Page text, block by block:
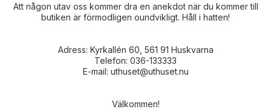
Att någon utav oss kommer dra en anekdot när du kommer till
butiken är förmodligen oundvikligt. Håll i hatten!
Adress: Kyrkallén 60, 561 91 Huskvarna
Telefon: 036-133333
E-mail: uthuset@uthuset.nu
Välkommen!